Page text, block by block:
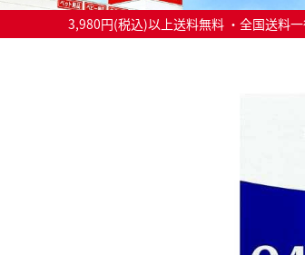
3,980円(税込)以上送料無料 ・全国送料